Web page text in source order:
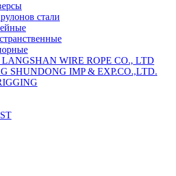
стали
WIRE ROPE CO., LTD
SHUNDONG IMP & EXP.CO.,LTD.